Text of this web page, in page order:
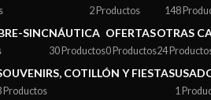
2 Productos 148
SINCNÁUTICA
30 Productos
OFERTAS
0 Productos
OTRAS
24
COTILLÓN Y FIESTAS
Productos 1